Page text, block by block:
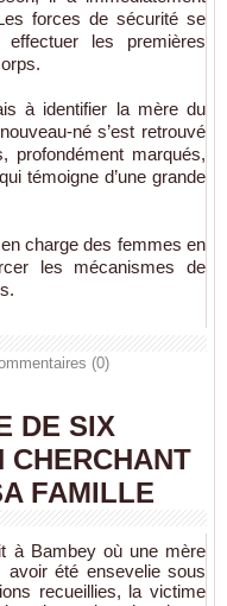
forces de sécurité se
les premières
à identifier la mère du
né s’est retrouvé
profondément marqués,
témoigne d’une grande
charge des femmes en
les mécanismes de
(0)
DE SIX
CHERCHANT
FAMILLE
à Bambey où une mère
été ensevelie sous
recueillies, la victime